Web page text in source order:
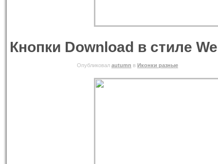
Кнопки Download в стиле
Опубликовал autumn в Иконки разные